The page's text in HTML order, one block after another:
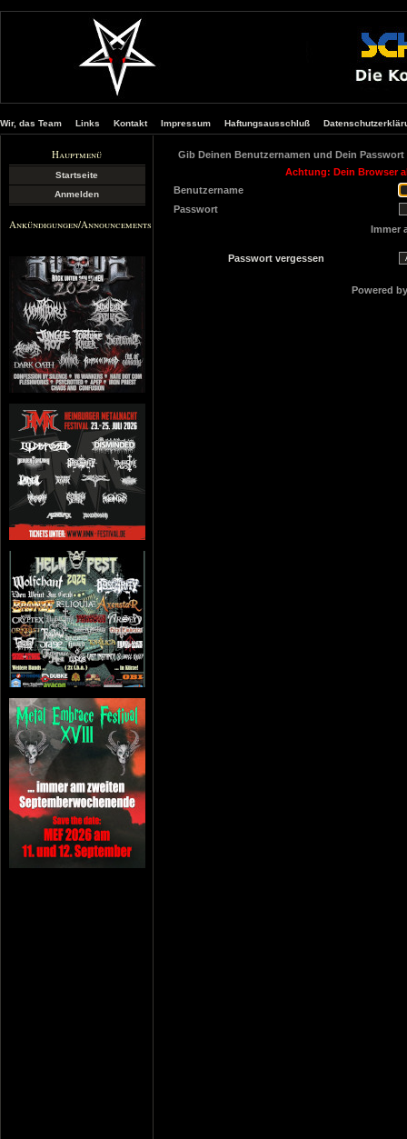
Wir, das Team Links Kontakt Impressum Haftungsausschluß
Hauptmenü
Startseite
Anmelden
Ankündigungen/Announcements
Gib Deinen Benutzernamen und Dein
Achtung: Dein Browser
Benutzername
Passwort
Immer
Passwort vergessen
Powered